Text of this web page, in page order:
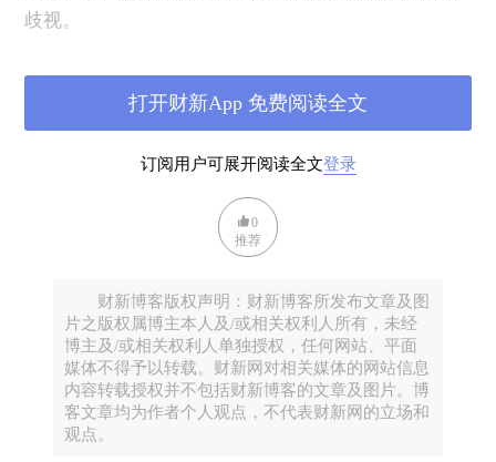
歧视。
主要内容
这些文献通常假设一个多期的模型，企业从消费者历
史的购买记录中获取消费者的偏好信息，进而根据消
费者的偏好信息对新老客户进行价格歧视（如Villas-
Boas, 1999;2004; Fudenberg and Tirole，2000；
Wagman，2012）。
Ichihashi(2020)考虑了消费者可以在博弈开始选择信息
披露的规则，决定卖方可以获得其效用的信息。在获
得关于消费者效用的信息后，卖家向消费者推荐一个
产品，消费者决定是否购买。此时，消费者披露信息
订阅用户可展开阅读全文登录
打开财新App 免费阅读全文
0
推荐
财新博客版权声明：财新博客所发布文章及图
片之版权属博主本人及/或相关权利人所有，未经
博主及/或相关权利人单独授权，任何网站、平面
媒体不得予以转载。财新网对相关媒体的网站信息
内容转载授权并不包括财新博客的文章及图片。博
客文章均为作者个人观点，不代表财新网的立场和
观点。